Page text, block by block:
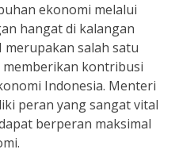
ekonomi melalui
hangat di kalangan
salah satu
kontribusi
Indonesia. Menteri
peran yang sangat vital
berperan maksimal